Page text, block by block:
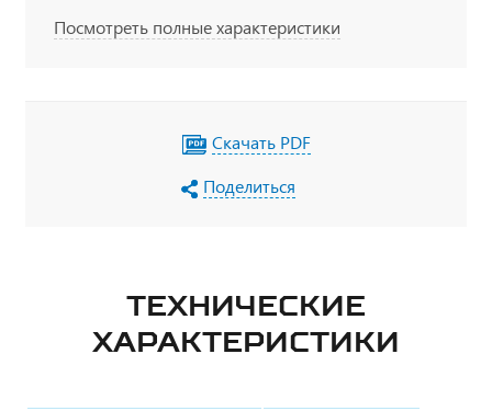
Посмотреть полные характеристики
Скачать PDF
Поделиться
ТЕХНИЧЕСКИЕ
ХАРАКТЕРИСТИКИ